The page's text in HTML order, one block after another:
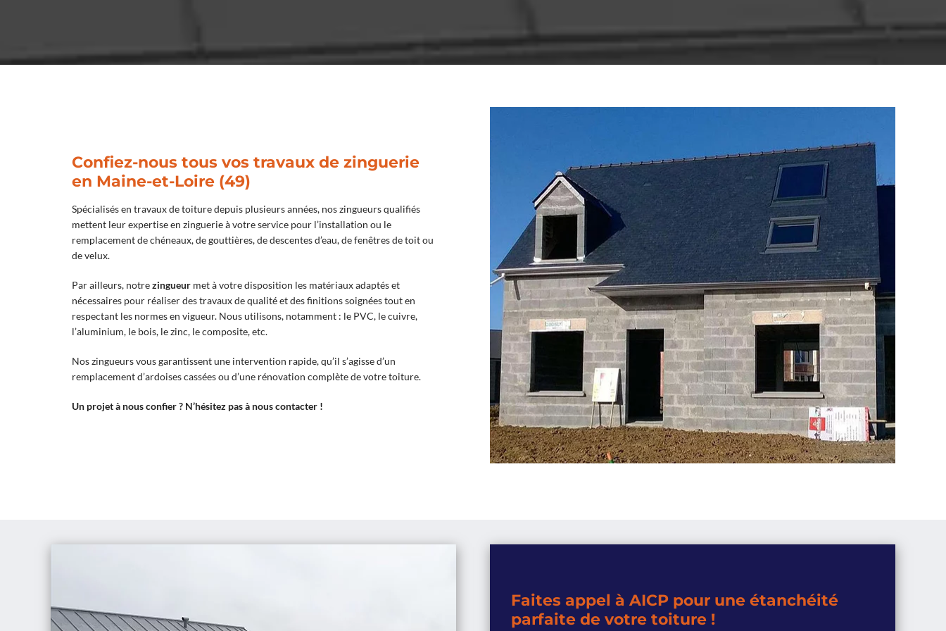
Confiez-nous tous vos travaux de zinguerie
en Maine-et-Loire (49)
Spécialisés en travaux de toiture depuis plusieurs années, nos zingueurs qualifiés
mettent leur expertise en zinguerie à votre service pour l’installation ou le
remplacement de chéneaux, de gouttières, de descentes d’eau, de fenêtres de toit ou
de velux.
Par ailleurs, notrezingueur met à votre disposition les matériaux adaptés et
nécessaires pour réaliser des travaux de qualité et des finitions soignées tout en
respectant les normes en vigueur. Nous utilisons, notamment : le PVC, le cuivre,
l’aluminium, le bois, le zinc, le composite, etc.
Nos zingueurs vous garantissent une intervention rapide, qu’il s’agisse d’un
remplacement d’ardoises cassées ou d’une rénovation complète de votre toiture.
Un projet à nous confier ? N’hésitez pas à nous contacter !
Faites appel à AICP pour une étanchéité
parfaite de votre toiture !